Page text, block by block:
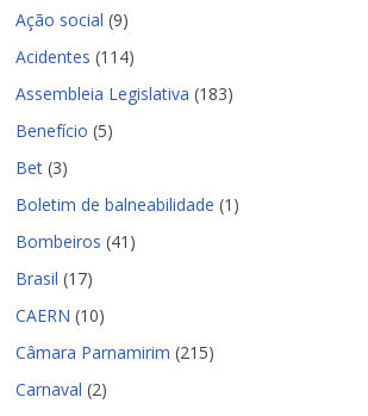
Ação social (9)
Acidentes (114)
Assembleia Legislativa (183)
Benefício (5)
Bet (3)
Boletim de balneabilidade (1)
Bombeiros (41)
Brasil (17)
CAERN (10)
Câmara Parnamirim (215)
Carnaval (2)